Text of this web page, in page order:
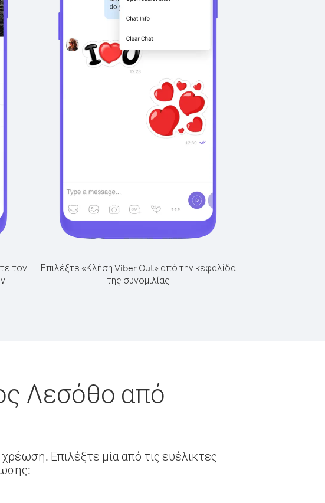
τον
Επιλέξτε «Κλήση Viber Out» από την κεφαλίδα
της συνομιλίας
Λεσόθο από
Επιλέξτε μία από τις ευέλικτες